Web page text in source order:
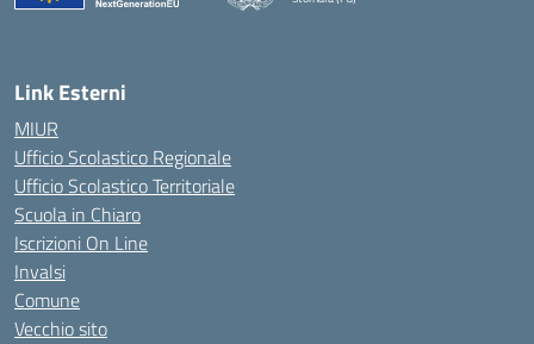
Link Esterni
MIUR
Ufficio Scolastico Regionale
Ufficio Scolastico Territoriale
Scuola in Chiaro
Iscrizioni On Line
Invalsi
Comune
Vecchio sito